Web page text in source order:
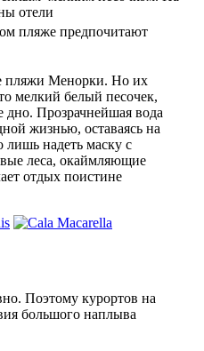
отели
пляже предпочитают
пляжи Менорки. Но их
мелкий белый песочек,
дно. Прозрачнейшая вода
жизнью, оставаясь на
лишь надеть маску с
леса, окаймляющие
отдых поистине
Поэтому курортов на
большого наплыва